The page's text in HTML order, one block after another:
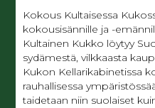
Kokous Kultaisessa
kokousisännille ja -
Kultainen Kukko löytyy
sydämestä, vilkkaasta
Kukon Kellarikabinetissa
rauhallisessa
taidetaan niin suolaiset